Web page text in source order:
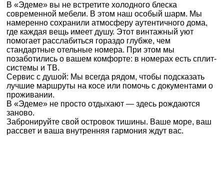
В «Эдеме» вы не встретите холодного блеска
современной мебели. В этом наш особый шарм. Мы
намеренно сохранили атмосферу аутентичного дома,
где каждая вещь имеет душу. Этот винтажный уют
помогает расслабиться гораздо глубже, чем
стандартные отельные номера. При этом мы
позаботились о вашем комфорте: в номерах есть сплит-
системы и ТВ.
Сервис с душой: Мы всегда рядом, чтобы подсказать
лучшие маршруты на косе или помочь с документами о
проживании.
В «Эдеме» не просто отдыхают — здесь рождаются
заново.
Забронируйте свой островок тишины. Ваше море, ваш
рассвет и ваша внутренняя гармония ждут вас.